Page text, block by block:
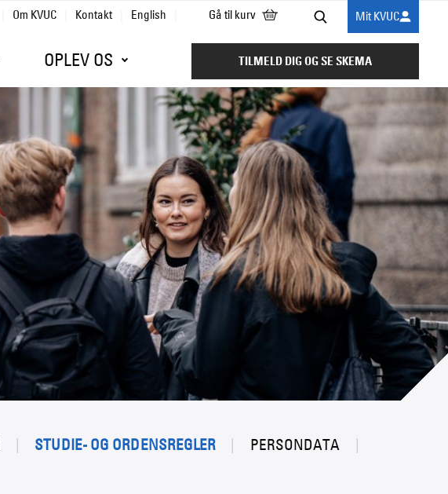
Mit KVUC
Gå til kurv
Om KVUC Kontakt English
OPLEV OS TILMELD DIG OG SE SKEMA
STUDIE- OG ORDENSREGLER
PERSONDATA